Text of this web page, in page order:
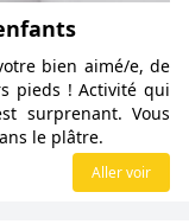
bien aimé/e, de
pieds ! Activité qui
surprenant. Vous
le plâtre.
Aller voir